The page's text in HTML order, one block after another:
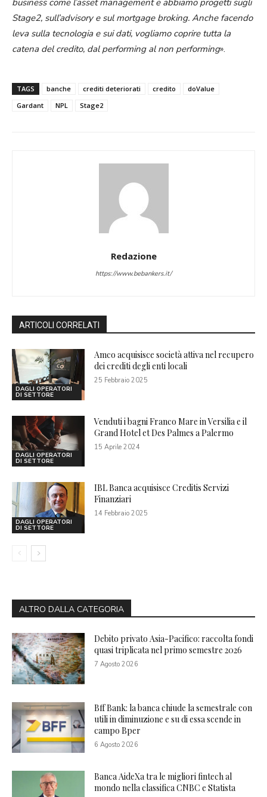
Stage2, sull’advisory e sul mortgage broking. Anche facendo
leva sulla tecnologia e sui dati, vogliamo coprire tutta la
catena del credito, dal performing al non performing».
TAGS banche crediti deteriorati credito
doValue
Gardant
NPL Stage2
Redazione
https://www.bebankers.it/
ARTICOLI CORRELATI
DAGLI OPERATORI
DI SETTORE
Amco acquisisce società attiva nel recupero
dei crediti degli enti locali
25 Febbraio 2025
DAGLI OPERATORI
DI SETTORE
Venduti i bagni Franco Mare in Versilia e il
Grand Hotel et Des Palmes a Palermo
15 Aprile 2024
DAGLI OPERATORI
DI SETTORE
IBL Banca acquisisce Creditis Servizi
Finanziari
14 Febbraio 2025
ALTRO DALLA CATEGORIA
Debito privato Asia-Pacifico: raccolta fondi
quasi triplicata nel primo semestre 2026
7 Agosto 2026
Bff Bank: la banca chiude la semestrale con
utili in diminuzione e su di essa scende in
campo Bper
6 Agosto 2026
Banca AideXa tra le migliori fintech al
mondo nella classifica CNBC e Statista